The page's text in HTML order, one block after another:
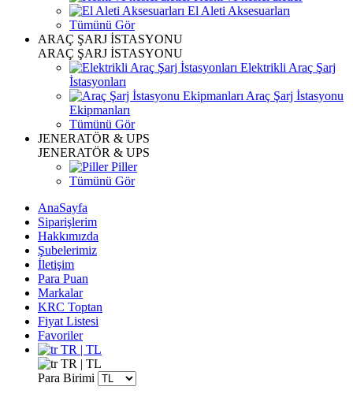
El Aleti Aksesuarları
Tümünü Gör
ARAÇ ŞARJ İSTASYONU
ARAÇ ŞARJ İSTASYONU
Elektrikli Araç Şarj
İstasyonları
Araç Şarj İstasyonu
Ekipmanları
Tümünü Gör
JENERATÖR & UPS
JENERATÖR & UPS
Piller
Tümünü Gör
AnaSayfa
Siparişlerim
Hakkımızda
Şubelerimiz
İletişim
Para Puan
Markalar
KRC Toptan
Fiyat Listesi
Favoriler
TR | TL
TR | TL
Para Birimi